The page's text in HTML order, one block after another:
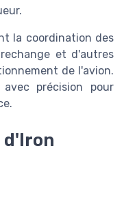
la coordination des
et d'autres
de l'avion.
précision pour
d'Iron